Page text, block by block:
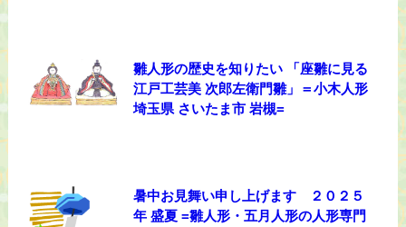
雛人形の歴史を知りたい 「座雛に見る
江戸工芸美 次郎左衛門雛」＝小木人形
埼玉県 さいたま市 岩槻=
暑中お見舞い申し上げます ２０２５
年 盛夏 =雛人形・五月人形の人形専門